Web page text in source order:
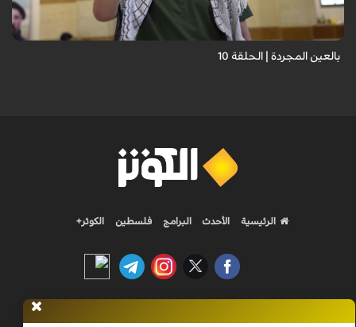
بعيونهم ت...
بالعين المجردة | الحلقة 10
الرئيسية الأحدث البرامج فلسطين الكوثر+
Nilesat 11900 V | Badr 8 11747 V | Badr5 12284 V